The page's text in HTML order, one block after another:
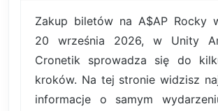
Zakup biletów na A$AP Rocky
20 września 2026, w Unity
Cronetik sprowadza się do
kroków. Na tej stronie widzisz
informacje o samym